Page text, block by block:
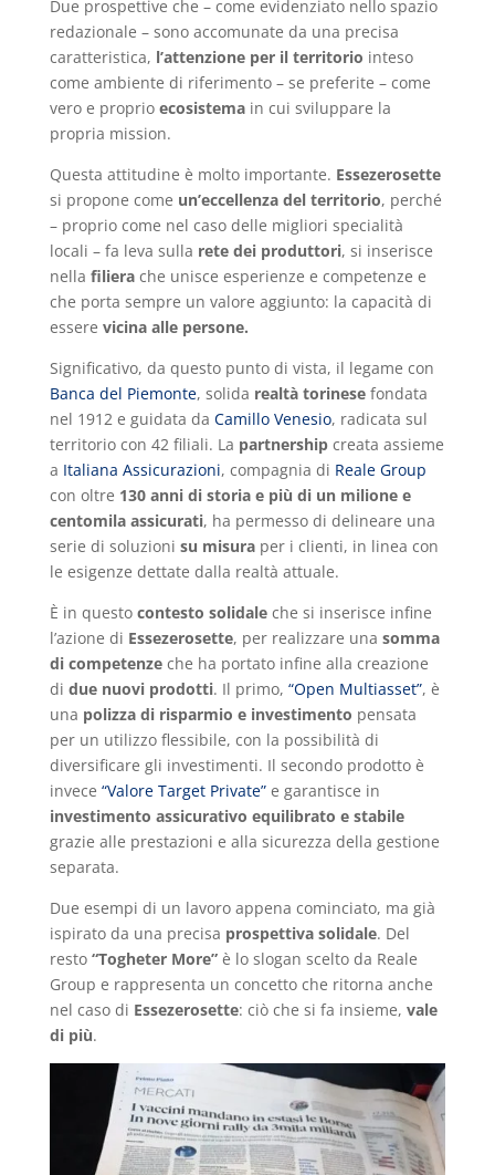
Due prospettive che – come evidenziato nello spazio
redazionale – sono accomunate da una precisa
caratteristica, l’attenzione per il territorio inteso
come ambiente di riferimento – se preferite – come
vero e proprio ecosistemain cui sviluppare la
propria mission.
Questa attitudine è molto importante. Essezerosette
si propone come un’eccellenza del territorio, perché
– proprio come nel caso delle migliori specialità
locali – fa leva sulla rete dei produttori, si inserisce
nella filierache unisce esperienze e competenze e
che porta sempre un valore aggiunto: la capacità di
essere vicina alle persone.
Significativo, da questo punto di vista, il legame con
Banca del Piemonte, solida realtà torinesefondata
nel 1912 e guidata da Camillo Venesio, radicata sul
territorio con 42 filiali. La partnershipcreata assieme
a Italiana Assicurazioni, compagnia di Reale Group
con oltre 130 anni di storia e più di un milione e
centomila assicurati, ha permesso di delineare una
serie di soluzioni su misuraper i clienti, in linea con
le esigenze dettate dalla realtà attuale.
È in questo contesto solidaleche si inserisce infine
l’azione di Essezerosette, per realizzare una somma
di competenzeche ha portato infine alla creazione
di due nuovi prodotti. Il primo, “Open Multiasset”, è
una polizza di risparmio e investimento pensata
per un utilizzo flessibile, con la possibilità di
diversificare gli investimenti. Il secondo prodotto è
invece “Valore Target Private”e garantisce in
investimento assicurativo equilibrato e stabile
grazie alle prestazioni e alla sicurezza della gestione
separata.
Due esempi di un lavoro appena cominciato, ma già
ispirato da una precisa prospettiva solidale. Del
resto “Togheter More”è lo slogan scelto da Reale
Group e rappresenta un concetto che ritorna anche
nel caso di Essezerosette: ciò che si fa insieme, vale
di più.